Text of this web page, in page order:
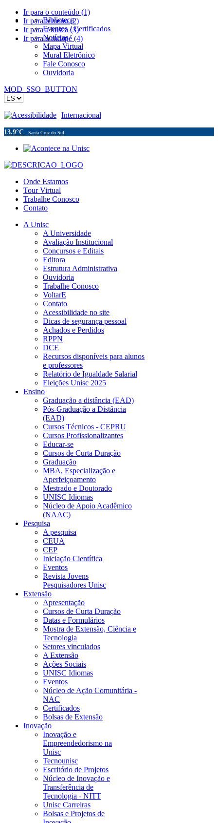
Ir para o conteúdo (1)
Ir para o menu (2)
Ir para a busca (3)
Ir para o rodapé (4)
Biblioteca
Eventos / Certificados
Notícias
Mapa Virtual
Mural Eletrônico
Fale Conosco
Ouvidoria
MOD_SSO_BUTTON
Acessibilidade Internacional
13.9°C Santa Cruz do Sul
Onde Estamos
Tour Virtual
Trabalhe Conosco
Contato
A Unisc
A Universidade
Avaliação Institucional
Concursos e Editais
Editora
Estrutura Administrativa
Ouvidoria
Trabalhe Conosco
VoltarE
Contato
Acessibilidade no site
Dicas de segurança pessoal
Achados e Perdidos
RPPN
DCE
Recursos disponíveis para alunos
e professores
Relatório de Igualdade Salarial
Eleições Unisc 2025
Ensino
Graduação a distância (EAD)
Pós-Graduação a Distância
(EAD)
Cursos Técnicos - CEPRU
Cursos Profissionalizantes
Educar-se
Cursos de Curta Duração
Graduação
MBA, Especialização e
Aperfeiçoamento
Mestrado e Doutorado
UNISC Idiomas
Núcleo de Apoio Acadêmico
(NAAC)
Pesquisa
A pesquisa
CEUA
CEP
Iniciação Científica
Eventos
Revista Jovens
Pesquisadores Unisc
Extensão
Apresentação
Cursos de Curta Duração
Datas e Formulários
Mostra de Extensão, Ciência e
Tecnologia
Setores vinculados
A Extensão
Ações Sociais
UNISC Idiomas
Eventos
Núcleo de Ação Comunitária -
NAC
Certificados
Bolsas de Extensão
Inovação
Inovação e
Empreendedorismo na
Unisc
Tecnounisc
Escritório de Projetos
Núcleo de Inovação e
Transferência de
Tecnologia - NITT
Unisc Carreiras
Bolsas e Projetos de